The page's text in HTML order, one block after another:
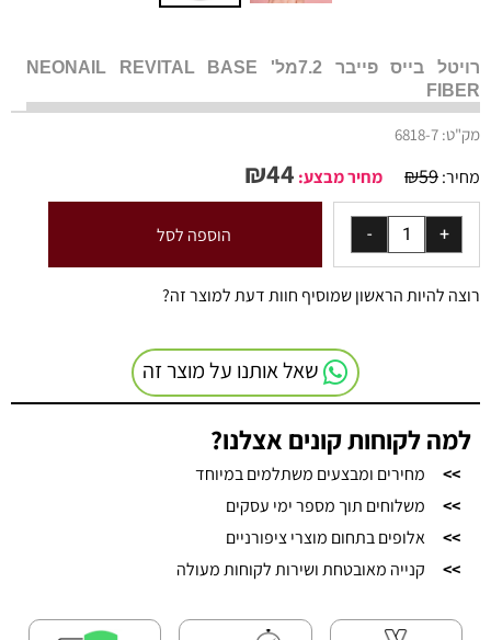
רויטל בייס פייבר 7.2מל' NEONAIL REVITAL BASE
FIBER
מק"ט: 6818-7
מחיר: ₪59 מחיר מבצע: ₪44
הוספה לסל
רוצה להיות הראשון שמוסיף חוות דעת למוצר זה?
שאל אותנו על מוצר זה
למה לקוחות קונים אצלנו?
>>
מחירים ומבצעים משתלמים במיוחד
>>
משלוחים תוך מספר ימי עסקים
>>
אלופים בתחום מוצרי ציפורניים
>>
קנייה מאובטחת ושירות לקוחות מעולה